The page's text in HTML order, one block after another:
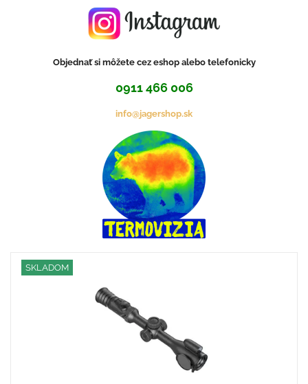
Objednať si môžete cez eshop alebo telefonicky
0911 466 006
info@jagershop.sk
SKLADOM